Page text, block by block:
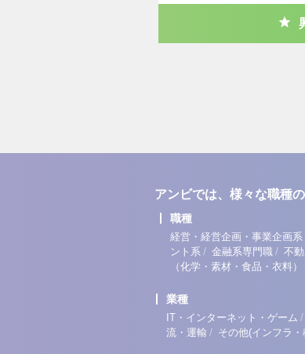
アンビでは、様々な職種
職種
経営・経営企画・事業企画系
ント系 / 金融系専門職 / 不
（化学・素材・食品・衣料）
業種
IT・インターネット・ゲーム /
流・運輸 / その他(インフラ